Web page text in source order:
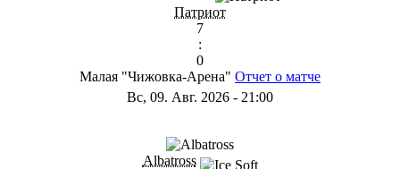
Патриот
7
:
0
Малая "Чижовка-Арена" Отчет о матче
Вс, 09. Авг. 2026 - 21:00
Albatross